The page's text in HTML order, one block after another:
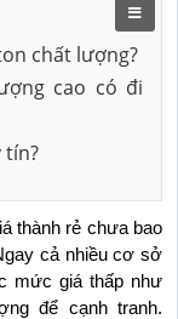
chất lượng?
cao có đi
tín?
thành rẻ chưa bao
cả nhiều cơ sở
mức giá thấp như
để cạnh tranh.